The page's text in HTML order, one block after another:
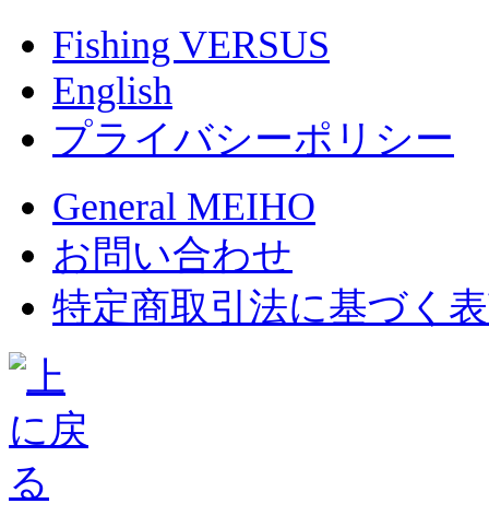
Fishing VERSUS
English
プライバシーポリシー
General MEIHO
お問い合わせ
特定商取引法に基づく